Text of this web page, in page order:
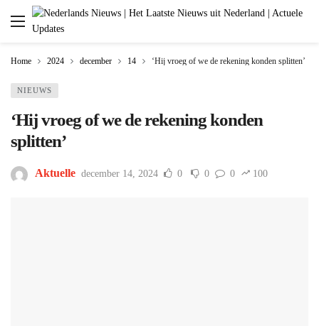
Home 2024 december 14 ‘Hij vroeg of we de rekening konden splitten’
NIEUWS
‘Hij vroeg of we de rekening konden
splitten’
Aktuelle december 14, 2024 0 0 0 100